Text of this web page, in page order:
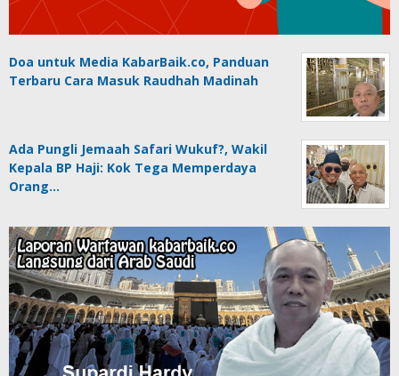
Doa untuk Media KabarBaik.co, Panduan
Terbaru Cara Masuk Raudhah Madinah
Ada Pungli Jemaah Safari Wukuf?, Wakil
Kepala BP Haji: Kok Tega Memperdaya
Orang…